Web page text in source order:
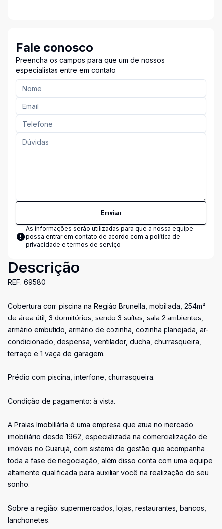
Fale conosco
Preencha os campos para que um de nossos
especialistas entre em contato
Enviar
As informações serão utilizadas para que a nossa equipe
possa entrar em contato de acordo com a política de
privacidade e termos de serviço
Descrição
REF. 69580
Cobertura com piscina na Região Brunella, mobiliada, 254m²
de área útil, 3 dormitórios, sendo 3 suítes, sala 2 ambientes,
armário embutido, armário de cozinha, cozinha planejada, ar-
condicionado, despensa, ventilador, ducha, churrasqueira,
terraço e 1 vaga de garagem.
Prédio com piscina, interfone, churrasqueira.
Condição de pagamento: à vista.
A Praias Imobiliária é uma empresa que atua no mercado
imobiliário desde 1962, especializada na comercialização de
imóveis no Guarujá, com sistema de gestão que acompanha
toda a fase de negociação, além disso conta com uma equipe
altamente qualificada para auxiliar você na realização do seu
sonho.
Sobre a região: supermercados, lojas, restaurantes, bancos,
lanchonetes.